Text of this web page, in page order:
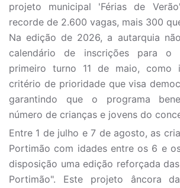
projeto municipal 'Férias de
recorde de 2.600 vagas, mais 300
Na edição de 2026, a autarquia
calendário de inscrições para o
primeiro turno 11 de maio, como
critério de prioridade que visa
garantindo que o programa
número de crianças e jovens do
Entre 1 de julho e 7 de agosto, as
Portimão com idades entre os 6 e
disposição uma edição reforçada
Portimão". Este projeto âncora